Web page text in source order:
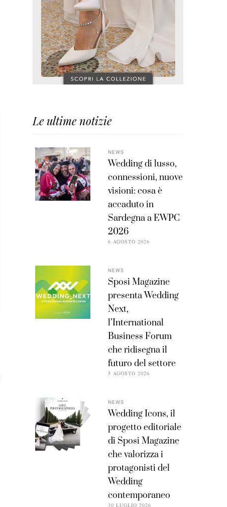
Le ultime notizie
NEWS
Wedding di lusso,
connessioni, nuove
visioni: cosa è
accaduto in
Sardegna a EWPC
2026
6 AGOSTO 2026
NEWS
Sposi Magazine
presenta Wedding
Next,
l’International
Business Forum
che ridisegna il
futuro del settore
5 AGOSTO 2026
NEWS
Wedding Icons, il
progetto editoriale
di Sposi Magazine
che valorizza i
protagonisti del
Wedding
contemporaneo
30 LUGLIO 2026